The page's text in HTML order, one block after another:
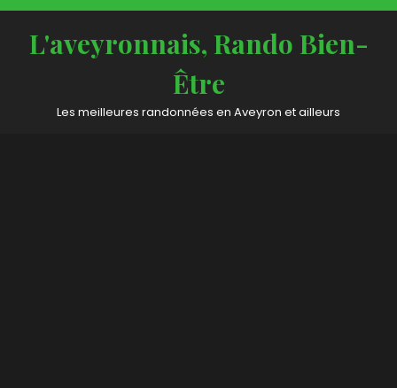
Skip
contentL'aveyronnais, Rando Bien-
Être
Les meilleures randonnées en Aveyron et ailleurs